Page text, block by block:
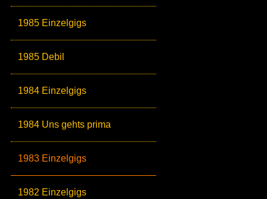
1985 Einzelgigs
1985 Debil
1984 Einzelgigs
1984 Uns gehts prima
1983 Einzelgigs
1982 Einzelgigs